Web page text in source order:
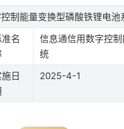
制能量变换型磷酸铁锂电池
名
信息通信用数字控
统
日
2025-4-1